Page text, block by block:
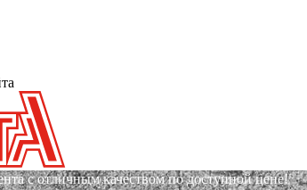
с отличным качеством по доступной цене!